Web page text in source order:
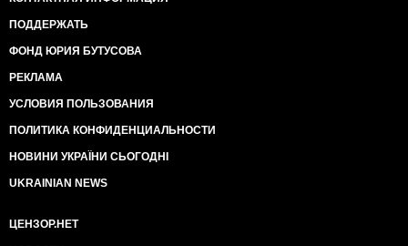
ПОДДЕРЖАТЬ
ФОНД ЮРИЯ БУТУСОВА
РЕКЛАМА
УСЛОВИЯ ПОЛЬЗОВАНИЯ
ПОЛИТИКА КОНФИДЕНЦИАЛЬНОСТИ
НОВИНИ УКРАЇНИ СЬОГОДНІ
UKRAINIAN NEWS
ЦЕНЗОР.НЕТ